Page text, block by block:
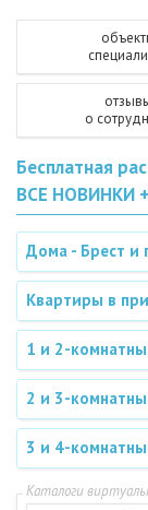
о
Бесплатная
ВСЕ НОВИНКИ
Дома - Брест и
Квартиры в
1 и 2-
2 и 3-
3 и 4-